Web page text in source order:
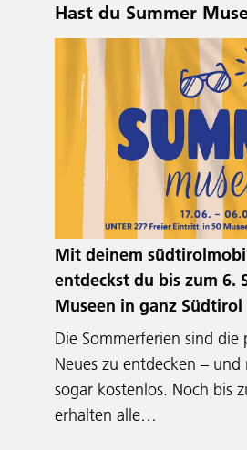
Hast du Summer
Mit deinem
entdeckst du bis zum 6.
Museen in ganz Südtirol
Die Sommerferien sind
Neues zu entdecken –
sogar kostenlos. Noch bis
erhalten alle…